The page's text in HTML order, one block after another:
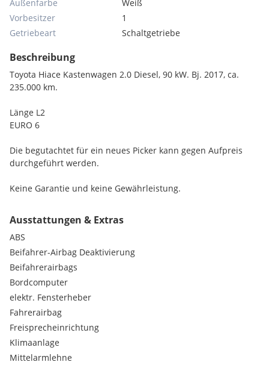
Außenfarbe
Weiß
Vorbesitzer
1
Getriebeart
Schaltgetriebe
Beschreibung
Toyota Hiace Kastenwagen 2.0 Diesel, 90 kW. Bj. 2017, ca.
235.000 km.
Länge L2
EURO 6
Die begutachtet für ein neues Picker kann gegen Aufpreis
durchgeführt werden.
Keine Garantie und keine Gewährleistung.
Ausstattungen & Extras
ABS
Beifahrer-Airbag Deaktivierung
Beifahrerairbags
Bordcomputer
elektr. Fensterheber
Fahrerairbag
Freisprecheinrichtung
Klimaanlage
Mittelarmlehne